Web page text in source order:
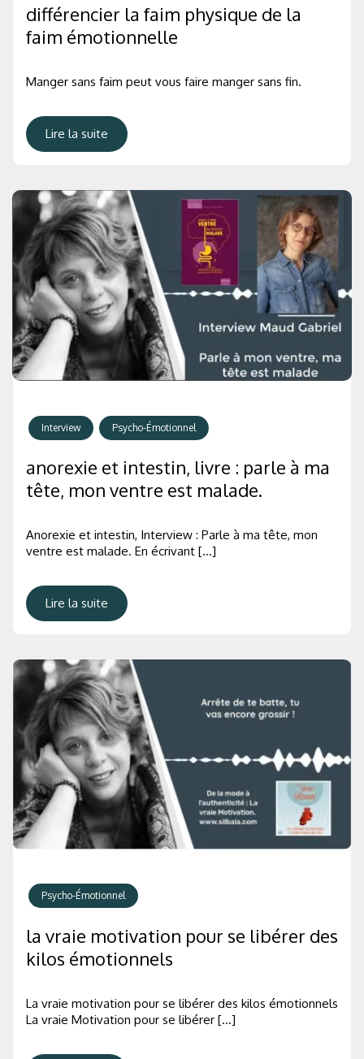
différencier la faim physique de la
faim émotionnelle
Manger sans faim peut vous faire manger sans fin.
Lire la suite
Interview Psycho-Émotionnel
anorexie et intestin, livre : parle à ma
tête, mon ventre est malade.
Anorexie et intestin, Interview : Parle à ma tête, mon
ventre est malade. En écrivant […]
Lire la suite
Psycho-Émotionnel
la vraie motivation pour se libérer des
kilos émotionnels
La vraie motivation pour se libérer des kilos émotionnels
La vraie Motivation pour se libérer […]